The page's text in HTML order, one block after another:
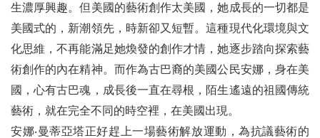
生濃厚興趣。但美國的藝術創作太美國，她成長的一切都是
美國式的，新潮領先，時新卻又短暫。這種現代化環境與文
化思維，不再能滿足她煥發的創作才情，她逐步踏向探索藝
術創作的內在精神。而作為古巴裔的美國公民安娜，身在美
國，心有古巴魂，成長後一直在尋根，陌生遙遠的祖國傳統
藝術，就在完全不同的時空裡，在美國出現。
安娜‧曼蒂亞塔正好趕上一場藝術解放運動，為抗議藝術的